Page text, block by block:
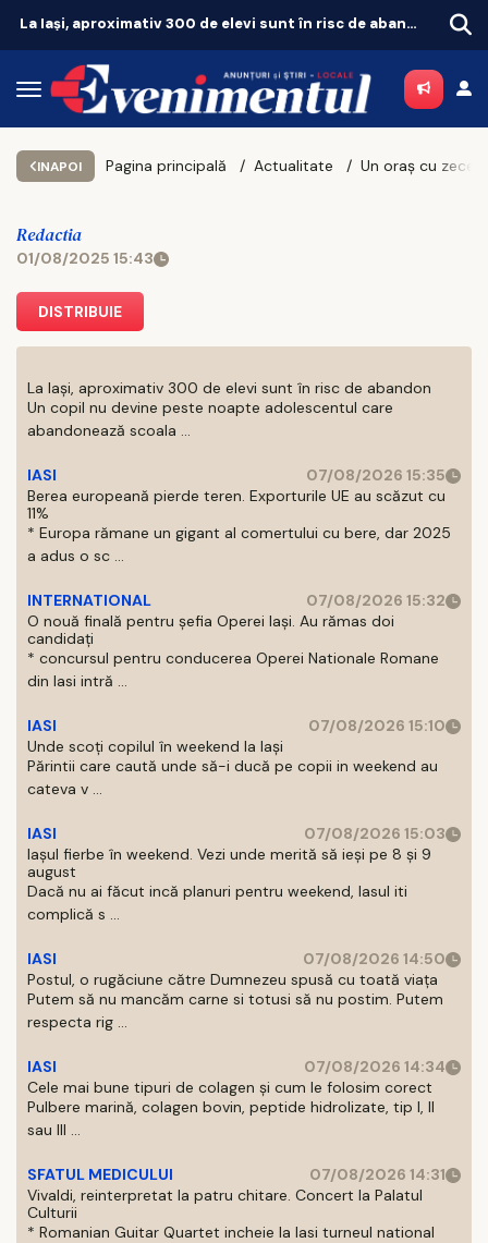
La Iași, aproximativ 300 de elevi sunt în risc de abandon Iașul fierbe în weekend. Vezi unde merită să ieși pe 8 și 9 august
INAPOI Pagina principală Actualitate
Redactia
01/08/2025 15:43
DISTRIBUIE
La Iași, aproximativ 300 de elevi sunt în risc de abandon
Un copil nu devine peste noapte adolescentul care
abandonează scoala ...
IASI
07/08/2026 15:35
Berea europeană pierde teren. Exporturile UE au scăzut cu
11%
* Europa rămane un gigant al comertului cu bere, dar 2025
a adus o sc ...
INTERNATIONAL
07/08/2026 15:32
O nouă finală pentru șefia Operei Iași. Au rămas doi
candidați
* concursul pentru conducerea Operei Nationale Romane
din Iasi intră ...
IASI
07/08/2026 15:10
Unde scoți copilul în weekend la Iași
Părintii care caută unde să-i ducă pe copii in weekend au
cateva v ...
IASI
07/08/2026 15:03
Iașul fierbe în weekend. Vezi unde merită să ieși pe 8 și 9
august
Dacă nu ai făcut incă planuri pentru weekend, Iasul iti
complică s ...
IASI
07/08/2026 14:50
Postul, o rugăciune către Dumnezeu spusă cu toată viața
Putem să nu mancăm carne si totusi să nu postim. Putem
respecta rig ...
IASI
07/08/2026 14:34
Cele mai bune tipuri de colagen și cum le folosim corect
Pulbere marină, colagen bovin, peptide hidrolizate, tip I, II
sau III ...
SFATUL MEDICULUI
07/08/2026 14:31
Vivaldi, reinterpretat la patru chitare. Concert la Palatul
Culturii
* Romanian Guitar Quartet incheie la Iasi turneul national